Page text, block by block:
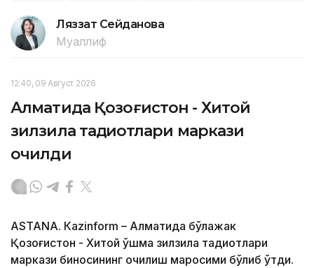
Ляззат Сейданова
Муаллиф
12:40, 09 Август 2026
Алматида Қозоғистон - Хитой
зилзила тадқиқотлари маркази
очилди
ASTANА. Кazinform – Алматида бўлажак
Қозоғистон - Хитой қўшма зилзила тадқиқотлари
маркази биносининг очилиш маросими бўлиб ўтди.